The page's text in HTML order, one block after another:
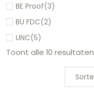
BE Proof(3)
BU FDC(2)
UNC(5)
Toont alle 10 resultaten